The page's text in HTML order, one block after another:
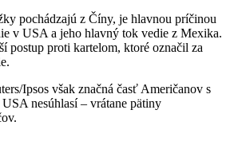
pochádzajú z Číny, je hlavnou príčinou
v USA a jeho hlavný tok vedie z Mexika.
postup proti kartelom, ktoré označil za
Ipsos však značná časť Američanov s
nesúhlasí – vrátane pätiny